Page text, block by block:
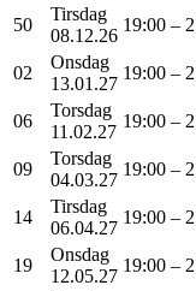
50
Tirsdag
08.12.26
19:00 –
02
Onsdag
13.01.27
19:00 –
06
Torsdag
11.02.27
19:00 –
09
Torsdag
04.03.27
19:00 –
14
Tirsdag
06.04.27
19:00 –
19
Onsdag
12.05.27
19:00 –